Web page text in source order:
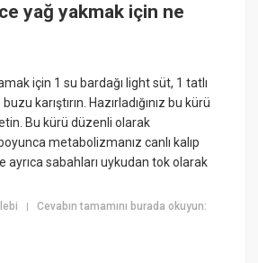
yağ yakmak için ne
için 1 su bardağı light süt, 1 tatlı
karıştırın. Hazırladığınız bu kürü
Bu kürü düzenli olarak
metabolizmanız canlı kalıp
ayrıca sabahları uykudan tok olarak
|Cevabın tamamını burada okuyun: